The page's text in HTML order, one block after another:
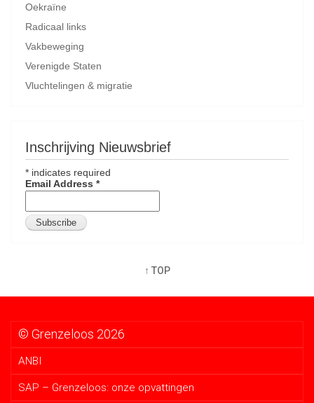
Oekraïne
Radicaal links
Vakbeweging
Verenigde Staten
Vluchtelingen & migratie
Inschrijving Nieuwsbrief
* indicates required
Email Address *
↑ TOP
© Grenzeloos 2026
ANBI
SAP – Grenzeloos: onze opvattingen